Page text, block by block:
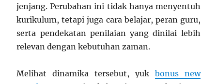
jenjang. Perubahan ini tidak hanya menyentuh
kurikulum, tetapi juga cara belajar, peran guru,
serta pendekatan penilaian yang dinilai lebih
relevan dengan kebutuhan zaman.
Melihat dinamika tersebut, yuk bonus new